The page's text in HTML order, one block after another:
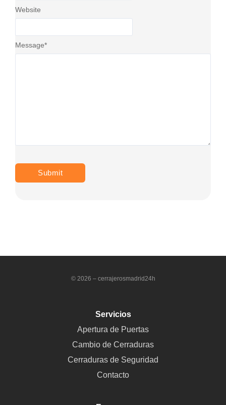
Message*
Website
© 2026 – cerrajerosmadrid24h
Servicios
Apertura de Puertas
Cambio de Cerraduras
Cerraduras de Seguridad
Contacto